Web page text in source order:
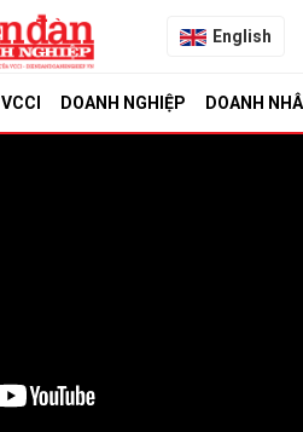
English
VCCI DOANH NGHIỆP DOANH